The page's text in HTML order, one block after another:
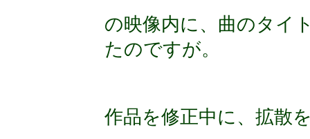
の映像内に、曲のタイ
たのですが。
作品を修正中に、拡散